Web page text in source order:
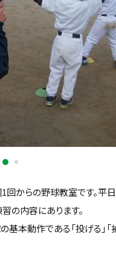
1回からの野球教室です。
の内容にあります。
本動作である「投げる」「